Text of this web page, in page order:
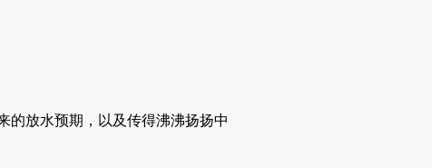
的放水预期，以及传得沸沸扬扬中